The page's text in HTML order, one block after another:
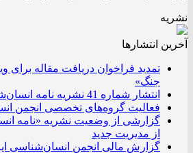
نشریه
آخرین انتشار‌ها
تمدید فراخوان دریافت مقاله برای
جنگ»
انتشار شماره 41 نشریه نامه انسان‌شناسی
فعالیت گروه‌های تخصصی انجمن
گزارشی از وضعیت نشریه «نامه
از مدیریت جدید
گزارش مالی انجمن انسان‌شناسی ایران